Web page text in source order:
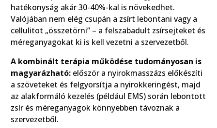
hatékonyság akár 30-40%-kal is növekedhet.
Valójában nem elég csupán a zsírt lebontani vagy a
cellulitot „összetörni” – a felszabadult zsírsejteket és
méreganyagokat ki is kell vezetni a szervezetből.
A kombinált terápia működése tudományosan is
magyarázható: először a nyirokmasszázs előkészíti
a szöveteket és felgyorsítja a nyirokkeringést, majd
az alakformáló kezelés (például EMS) során lebontott
zsír és méreganyagok könnyebben távoznak a
szervezetből.